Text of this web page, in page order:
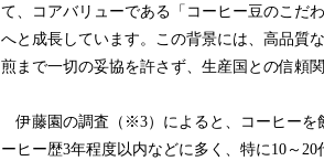
て、コアバリューである「コーヒー豆のこだ
へと成長しています。この背景には、高品質
煎まで一切の妥協を許さず、生産国との信頼
伊藤園の調査（※3）によると、コーヒーを
ーヒー歴3年程度以内などに多く、特に10～